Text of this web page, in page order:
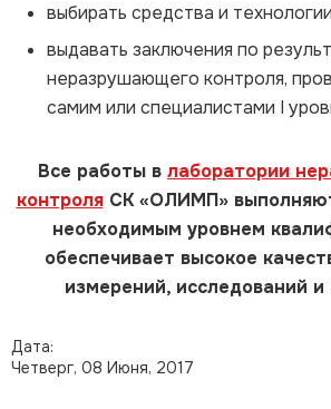
выбирать средства и
выдавать заключения по
неразрушающего контроля,
самим или специалистами I
Все работы в лаборатории
контроляСК «ОЛИМП»
необходимым уровнем
обеспечивает высокое
измерений, исследований
Дата:
Четверг, 08 Июня, 2017